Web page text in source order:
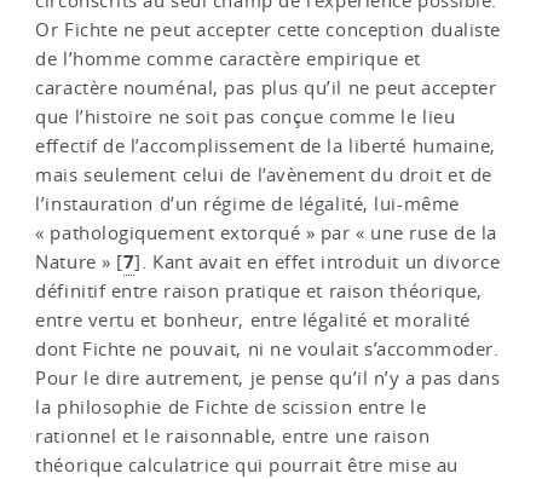
Or Fichte ne peut accepter cette conception dualiste
de l’homme comme caractère empirique et
caractère nouménal, pas plus qu’il ne peut accepter
que l’histoire ne soit pas conçue comme le lieu
effectif de l’accomplissement de la liberté humaine,
mais seulement celui de l’avènement du droit et de
l’instauration d’un régime de légalité, lui-même
« pathologiquement extorqué » par « une ruse de la
Nature » [7]. Kant avait en effet introduit un divorce
définitif entre raison pratique et raison théorique,
entre vertu et bonheur, entre légalité et moralité
dont Fichte ne pouvait, ni ne voulait s’accommoder.
Pour le dire autrement, je pense qu’il n’y a pas dans
la philosophie de Fichte de scission entre le
rationnel et le raisonnable, entre une raison
théorique calculatrice qui pourrait être mise au